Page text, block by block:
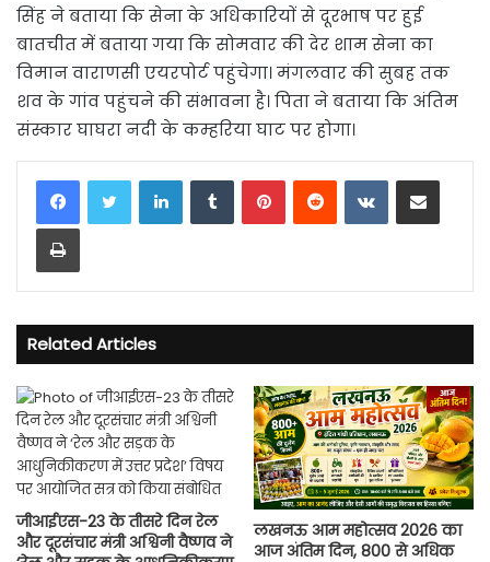
सिंह ने बताया कि सेना के अधिकारियाें से दूरभाष पर हुई
बातचीत में बताया गया कि सोमवार की देर शाम सेना का
विमान वाराणसी एयरपोर्ट पहुंचेगा। मंगलवार की सुबह तक
शव के गांव पहुंचने की संभावना है। पिता ने बताया कि अंतिम
संस्कार घाघरा नदी के कम्हरिया घाट पर होगा।
LinkedInTumblrPinterestReddit VKontakteShare via Email
Print
Related Articles
जीआईएस-23 के तीसरे दिन रेल
और दूरसंचार मंत्री अश्विनी वैष्णव ने
लखनऊ आम महोत्सव 2026 का
आज अंतिम दिन, 800 से अधिक